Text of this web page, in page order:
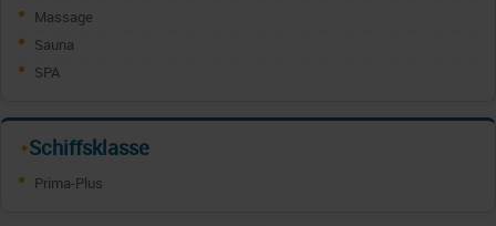
Massage
Sauna
SPA
✦Schiffsklasse
Prima-Plus